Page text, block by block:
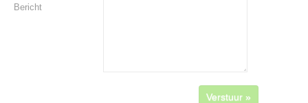
Bericht
Verstuur »